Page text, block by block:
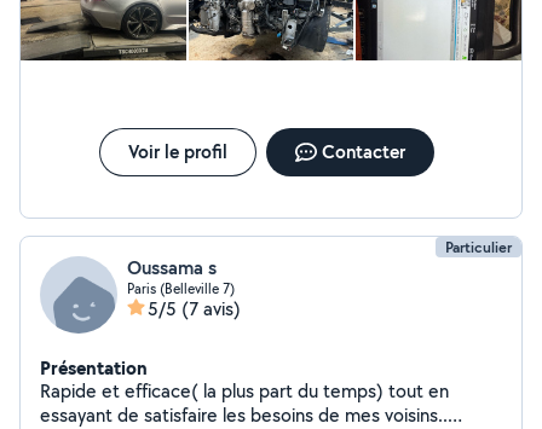
Voir le profil Contacter
Particulier
Oussama s
Paris (Belleville 7)
5/5 (7 avis)
Présentation
Rapide et efficace( la plus part du temps) tout en
essayant de satisfaire les besoins de mes voisins..